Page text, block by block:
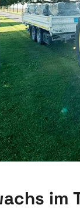
im